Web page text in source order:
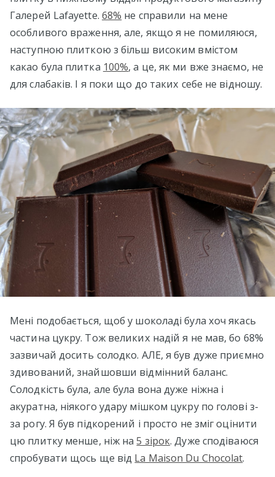
Галерей Lafayette. 68% не справили на мене
особливого враження, але, якщо я не помиляюся,
наступною плиткою з більш високим вмістом
какао була плитка 100%, а це, як ми вже знаємо, не
для слабаків. І я поки що до таких себе не відношу.
Мені подобається, щоб у шоколаді була хоч якась
частина цукру. Тож великих надій я не мав, бо 68%
зазвичай досить солодко. АЛЕ, я був дуже приємно
здивований, знайшовши відмінний баланс.
Солодкість була, але була вона дуже ніжна і
акуратна, ніякого удару мішком цукру по голові з-
за рогу. Я був підкорений і просто не зміг оцінити
цю плитку менше, ніж на5 зірок. Дуже сподіваюся
спробувати щось ще від La Maison Du Chocolat.